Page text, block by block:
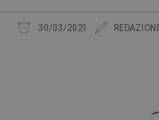
30/03/2021